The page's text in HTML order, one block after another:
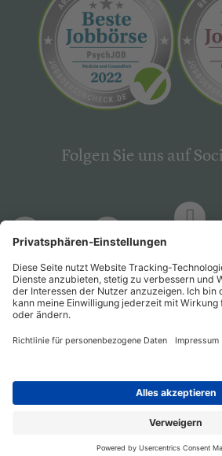
Folgen Sie uns auf
PsychJOB PsychJOB
Verlag
Entwickelt durchJobiqo